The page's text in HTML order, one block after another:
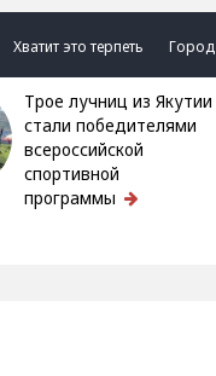
Хватит это терпеть Город
Трое лучниц из Якутии
стали победителями
всероссийской
спортивной
программы